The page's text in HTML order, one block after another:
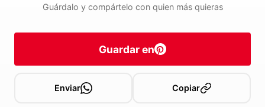
Guárdalo y compártelo con quien más quieras
Guardar en
Enviar Copiar